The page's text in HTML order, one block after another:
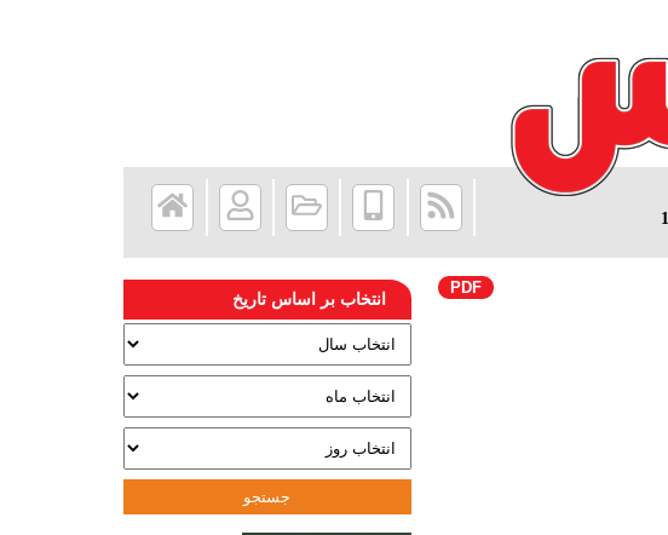
PDF
انتخاب بر اساس تاریخ
جستجو